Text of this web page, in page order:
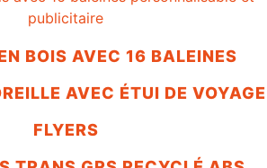
BOIS AVEC 16 BALEINES
AVEC ÉTUI DE VOYAGE
FLYERS